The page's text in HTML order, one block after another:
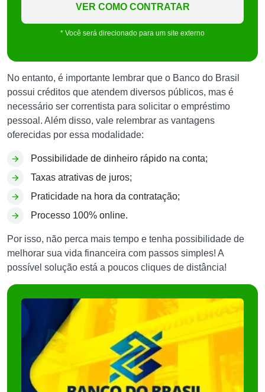
VER COMO CONTRATAR
* Você será direcionado para um site externo
No entanto, é importante lembrar que o Banco do Brasil
possui créditos que atendem diversos públicos, mas é
necessário ser correntista para solicitar o empréstimo
pessoal. Além disso, vale relembrar as vantagens
oferecidas por essa modalidade:
Possibilidade de dinheiro rápido na conta;
Taxas atrativas de juros;
Praticidade na hora da contratação;
Processo 100% online.
Por isso, não perca mais tempo e tenha possibilidade de
melhorar sua vida financeira com passos simples! A
possível solução está a poucos cliques de distância!